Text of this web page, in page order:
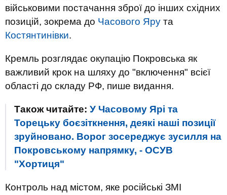
військовими постачання зброї до інших східних
позицій, зокрема до Часового Яру та
Костянтинівки.
Кремль розглядає окупацію Покровська як
важливий крок на шляху до "включення" всієї
області до складу РФ, пише видання.
Також читайте: У Часовому Ярі та
Торецьку боєзіткнення, деякі наші позиції
зруйновано. Ворог зосереджує зусилля на
Покровському напрямку, - ОСУВ
"Хортиця"
Контроль над містом, яке російські ЗМІ